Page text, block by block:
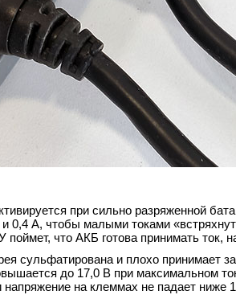
при сильно разряженной
0,4 А, чтобы малыми токами
поймет, что АКБ готова принимать ток,
сульфатирована и плохо принимает
до 17,0 В при максимальном
напряжение на клеммах не падает ниже